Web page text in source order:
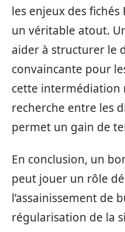
les enjeux des fichés
un véritable atout.
aider à structurer le
convaincante pour
cette intermédiation
recherche entre les
permet un gain de
En conclusion, un
peut jouer un rôle
l’assainissement de
régularisation de la